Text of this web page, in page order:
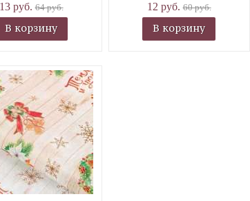
руб.64 руб.
В корзину
12 руб.60 руб.
В корзину